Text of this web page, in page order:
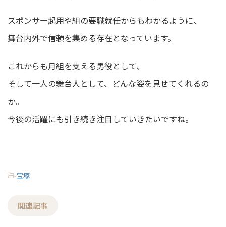
スポンサー起用や組の要職就任からもわかるように、
舞台内外で信頼を集める存在となっています。
これからも月組を支える男役として、
そして一人の舞台人として、どんな姿を見せてくれるの
か。
今後の活躍にも引き続き注目していきたいですね。
-宝塚
関連記事